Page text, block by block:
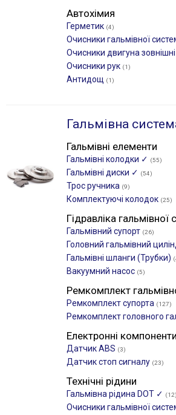
Автохімия
Герметик (4)
Очисники гальмівної
Очисники двигуна зовнішні
Очисники рук (1)
Антидощ (1)
Гальмівна
Гальмівні елементи
Гальмівні колодки ✓ (55)
Гальмівні диски ✓ (54)
Трос ручника (9)
Комплектуючі колодок (25)
Гідравліка гальмівної
Гальмівний супорт (26)
Головний гальмівний
Гальмівні шланги (Трубки)
Вакуумний насос (5)
Ремкомплект
Ремкомплект супорта (127)
Ремкомплект головного
Електронні компоненти
Датчик ABS (3)
Датчик стоп сигналу (23)
Технічні рідини
Гальмівна рідина DOT ✓ (12)
Очисники гальмівної